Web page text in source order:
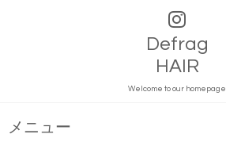
Defrag
HAIR
Welcome to our homepage
メニュー